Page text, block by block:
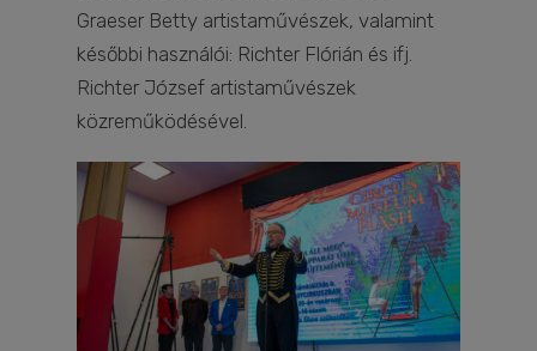
Graeser Betty artistaművészek, valamint
későbbi használói: Richter Flórián és ifj.
Richter József artistaművészek
közreműködésével.